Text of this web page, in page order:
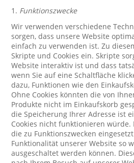
1. Funktionszwecke
Wir verwenden verschiedene
sorgen, dass unsere Website
einfach zu verwenden ist. Zu
Skripte und Cookies ein. Skripte
Website interaktiv ist und dass
wenn Sie auf eine Schaltfläche
dazu, Funktionen wie den
Ohne Cookies könnten die von
Produkte nicht im Einkaufskorb
die Speicherung Ihrer Adresse ist
Cookies nicht funktionieren würde.
die zu Funktionszwecken
Funktionalität unserer Website so
ausgeschaltet werden können.